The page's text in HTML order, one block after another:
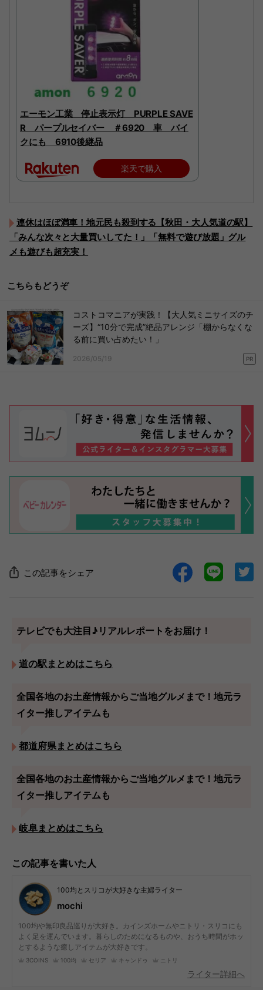
エーモン工業 停止表示灯 PURPLE SAVE
R パープルセイバー ＃6920 車 バイ
クにも 6910後継品
楽天で購入
連休はほぼ満車！地元民も殺到する【秋田・大人気道の駅】
「みんな次々と大量買いしてた！」「無料で遊び放題」グル
メも遊びも超充実！
こちらもどうぞ
コストコマニアが実践！【大人気ミニサイズのチ
ーズ】“10分で完成”絶品アレンジ「棚からなくな
る前に買い占めたい！」
2026/05/19 PR
この記事をシェア
テレビでも大注目♪リアルレポートをお届け！
道の駅まとめはこちら
全国各地のお土産情報からご当地グルメまで！地元ラ
イター推しアイテムも
都道府県まとめはこちら
全国各地のお土産情報からご当地グルメまで！地元ラ
イター推しアイテムも
岐阜まとめはこちら
この記事を書いた人
100均とスリコが大好きな主婦ライター
mochi
100均や無印良品巡りが大好き。カインズホームやニトリ・スリコにも
よく足を運んでいます。暮らしのためになるものや、おうち時間がホッ
とするような癒しアイテムが大好きです。
3COINS 100均 セリア キャンドゥ ニトリ
ライター詳細へ